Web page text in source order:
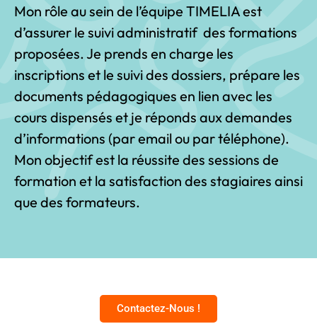
Mon rôle au sein de l’équipe TIMELIA est
d’assurer le suivi administratif des formations
proposées. Je prends en charge les
inscriptions et le suivi des dossiers, prépare les
documents pédagogiques en lien avec les
cours dispensés et je réponds aux demandes
d’informations (par email ou par téléphone).
Mon objectif est la réussite des sessions de
formation et la satisfaction des stagiaires ainsi
que des formateurs.
Contactez-Nous !